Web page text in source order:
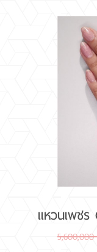
แหวนเพช